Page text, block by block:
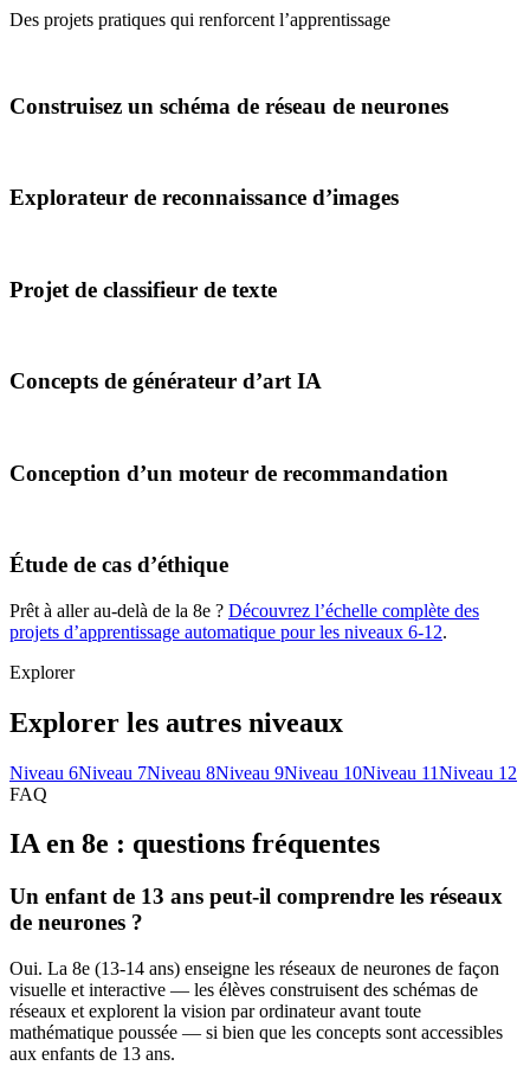
Des projets pratiques qui renforcent l’apprentissage
Construisez un schéma de réseau de neurones
Explorateur de reconnaissance d’images
Projet de classifieur de texte
Concepts de générateur d’art IA
Conception d’un moteur de recommandation
Étude de cas d’éthique
Prêt à aller au-delà de la 8e ? Découvrez l’échelle complète des
projets d’apprentissage automatique pour les niveaux 6-12.
Explorer
Explorer les autres niveaux
Niveau 6Niveau 7Niveau 8Niveau 9Niveau 10Niveau 11Niveau 12
FAQ
IA en 8e : questions fréquentes
Un enfant de 13 ans peut-il comprendre les réseaux
de neurones ?
Oui. La 8e (13-14 ans) enseigne les réseaux de neurones de façon
visuelle et interactive — les élèves construisent des schémas de
réseaux et explorent la vision par ordinateur avant toute
mathématique poussée — si bien que les concepts sont accessibles
aux enfants de 13 ans.